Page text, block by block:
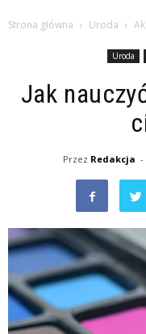
Strona główna Uroda
Uroda
Jak
Przez Redakcja -